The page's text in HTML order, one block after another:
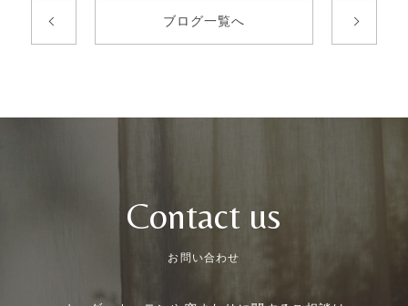
ブログ一覧へ
Contact us
お問い合わせ